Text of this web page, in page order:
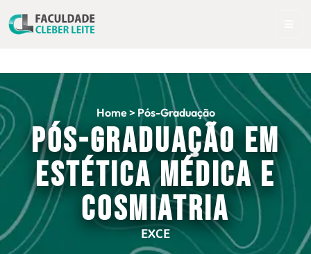
Home> Pós-Graduação
Pós-Graduação em
Estética Médica e
Cosmiatria
CELÊN CI